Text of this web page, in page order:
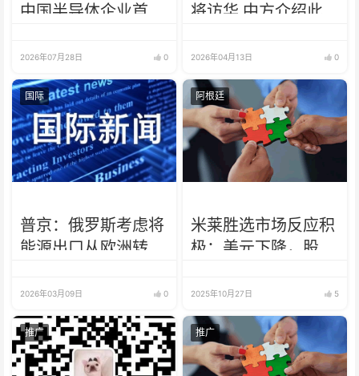
中国半导体企业首登
2026年07月28日 0
将访华 中方介绍此
2026年04月13日 0
国际
普京：俄罗斯考虑将
能源出口从欧洲转向
2026年03月09日 0
阿根廷
米莱胜选市场反应积
极：美元下降，股市
2025年10月27日 5
推广 推广